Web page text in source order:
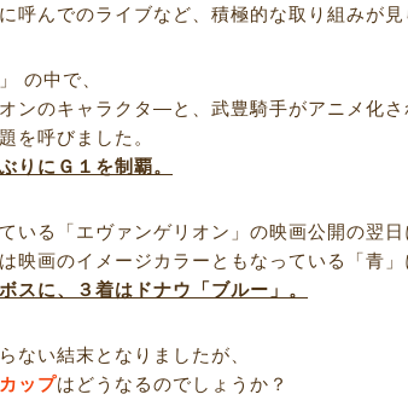
呼んでのライブなど、積極的な取り組みが
の中で、
ンのキャラクタ―と、武豊騎手がアニメ化
を呼びました。
りにＧ１を制覇。
いる「エヴァンゲリオン」の映画公開の翌
映画のイメージカラーともなっている「青
スに、３着はドナウ「ブルー」。
ない結末となりましたが、
ップはどうなるのでしょうか？